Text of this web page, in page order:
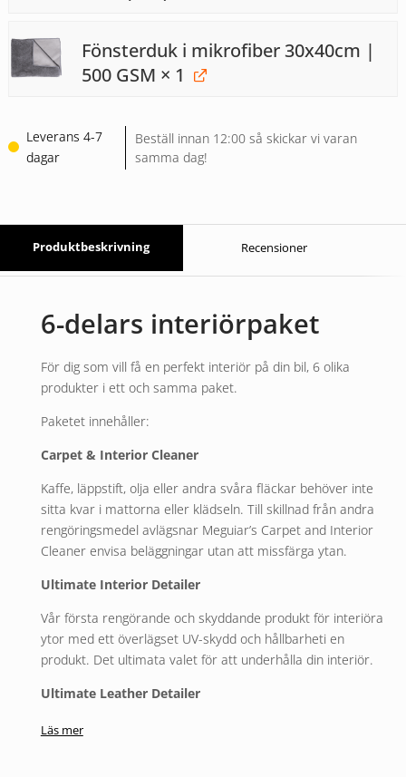
Fönsterduk i mikrofiber 30x40cm |
500 GSM × 1
Leverans 4-7
dagar
Beställ innan 12:00 så skickar vi varan
samma dag!
Produktbeskrivning Recensioner
6-delars interiörpaket
För dig som vill få en perfekt interiör på din bil, 6 olika
produkter i ett och samma paket.
Paketet innehåller:
Carpet & Interior Cleaner
Kaffe, läppstift, olja eller andra svåra fläckar behöver inte
sitta kvar i mattorna eller klädseln. Till skillnad från andra
rengöringsmedel avlägsnar Meguiar’s Carpet and Interior
Cleaner envisa beläggningar utan att missfärga ytan.
Ultimate Interior Detailer
Vår första rengörande och skyddande produkt för interiöra
ytor med ett överlägset UV-skydd och hållbarheti en
produkt. Det ultimata valet för att underhålla din interiör.
Ultimate Leather Detailer
Ultimate Leather Detailer erbjuder en snabb och enkel
Läs mer